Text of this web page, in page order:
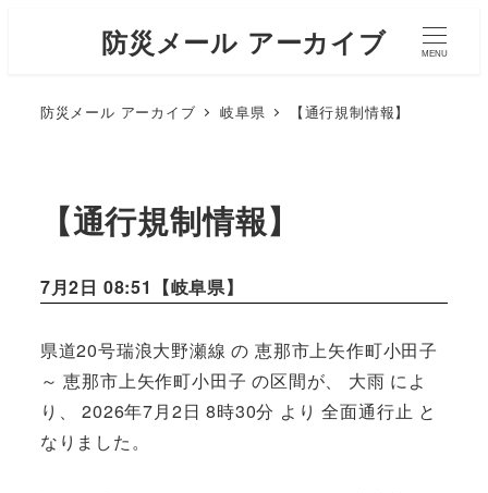
防災メール アーカイブ MENU
防災メール アーカイブ 岐阜県 【通行規制情報】
【通行規制情報】
7月2日 08:51【岐阜県】
県道20号瑞浪大野瀬線 の 恵那市上矢作町小田子
～ 恵那市上矢作町小田子 の区間が、 大雨 によ
り、 2026年7月2日 8時30分 より 全面通行止 と
なりました。